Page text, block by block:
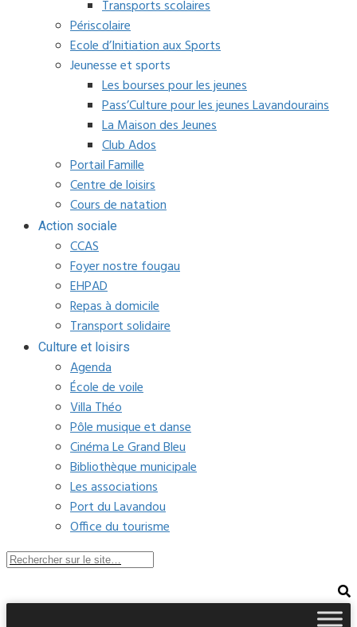
Transports scolaires
Périscolaire
Ecole d’Initiation aux Sports
Jeunesse et sports
Les bourses pour les jeunes
Pass’Culture pour les jeunes Lavandourains
La Maison des Jeunes
Club Ados
Portail Famille
Centre de loisirs
Cours de natation
Action sociale
CCAS
Foyer nostre fougau
EHPAD
Repas à domicile
Transport solidaire
Culture et loisirs
Agenda
École de voile
Villa Théo
Pôle musique et danse
Cinéma Le Grand Bleu
Bibliothèque municipale
Les associations
Port du Lavandou
Office du tourisme